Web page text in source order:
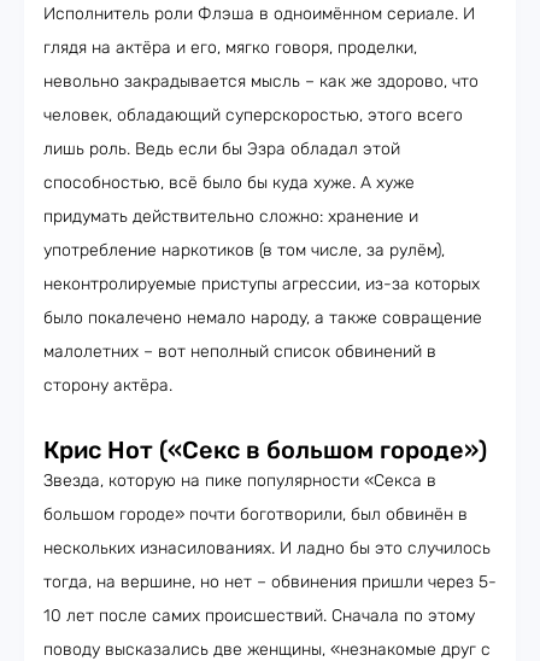
Исполнитель роли Флэша в одноимённом сериале. И
глядя на актёра и его, мягко говоря, проделки,
невольно закрадывается мысль – как же здорово, что
человек, обладающий суперскоростью, этого всего
лишь роль. Ведь если бы Эзра обладал этой
способностью, всё было бы куда хуже. А хуже
придумать действительно сложно: хранение и
употребление наркотиков (в том числе, за рулём),
неконтролируемые приступы агрессии, из-за которых
было покалечено немало народу, а также совращение
малолетних – вот неполный список обвинений в
сторону актёра.
Крис Нот («Секс в большом городе»)
Звезда, которую на пике популярности «Секса в
большом городе» почти боготворили, был обвинён в
нескольких изнасилованиях. И ладно бы это случилось
тогда, на вершине, но нет – обвинения пришли через 5-
10 лет после самих происшествий. Сначала по этому
поводу высказались две женщины, «незнакомые друг с